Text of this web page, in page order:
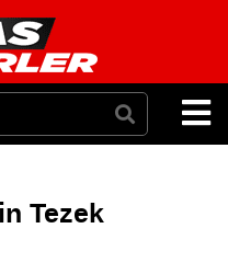
Tezek